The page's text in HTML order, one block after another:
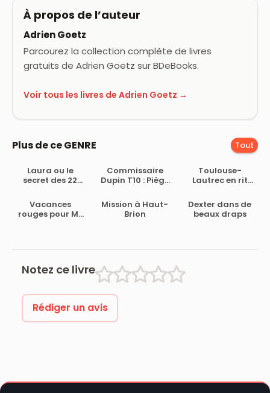
À propos de l’auteur
Adrien Goetz
Parcourez la collection complète de livres
gratuits de Adrien Goetz sur BDeBooks.
Voir tous les livres de Adrien Goetz →
Plus de ce GENRE Tout
Laura ou le
secret des 22
Commissaire
Dupin T10 : Piège
Ile
Toulouse-
Lautrec en rit
Vacances
rouges pour Mr
Mission à Haut-
Brion
Dexter dans de
beaux draps
Notez ce livre
Rédiger un avis